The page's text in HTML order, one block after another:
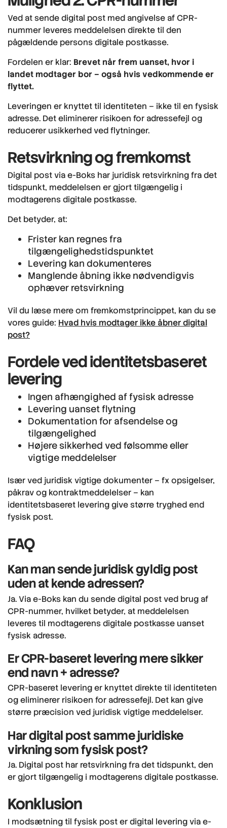
Ved at sende digital post med angivelse af CPR-
nummer leveres meddelelsen direkte til den
pågældende persons digitale postkasse.
Fordelen er klar: Brevet når frem uanset, hvor i
landet modtager bor – også hvis vedkommende er
flyttet.
Leveringen er knyttet til identiteten – ikke til en fysisk
adresse. Det eliminerer risikoen for adressefejl og
reducerer usikkerhed ved flytninger.
Retsvirkning og fremkomst
Digital post via e-Boks har juridisk retsvirkning fra det
tidspunkt, meddelelsen er gjort tilgængelig i
modtagerens digitale postkasse.
Det betyder, at:
Frister kan regnes fra
tilgængelighedstidspunktet
Levering kan dokumenteres
Manglende åbning ikke nødvendigvis
ophæver retsvirkning
Vil du læse mere om fremkomstprincippet, kan du se
vores guide: Hvad hvis modtager ikke åbner digital
post?
Fordele ved identitetsbaseret
levering
Ingen afhængighed af fysisk adresse
Levering uanset flytning
Dokumentation for afsendelse og
tilgængelighed
Højere sikkerhed ved følsomme eller
vigtige meddelelser
Især ved juridisk vigtige dokumenter – fx opsigelser,
påkrav og kontraktmeddelelser – kan
identitetsbaseret levering give større tryghed end
fysisk post.
FAQ
Kan man sende juridisk gyldig post
uden at kende adressen?
Ja. Via e-Boks kan du sende digital post ved brug af
CPR-nummer, hvilket betyder, at meddelelsen
leveres til modtagerens digitale postkasse uanset
fysisk adresse.
Er CPR-baseret levering mere sikker
end navn + adresse?
CPR-baseret levering er knyttet direkte til identiteten
og eliminerer risikoen for adressefejl. Det kan give
større præcision ved juridisk vigtige meddelelser.
Har digital post samme juridiske
virkning som fysisk post?
Ja. Digital post har retsvirkning fra det tidspunkt, den
er gjort tilgængelig i modtagerens digitale postkasse.
Konklusion
I modsætning til fysisk post er digital levering via e-